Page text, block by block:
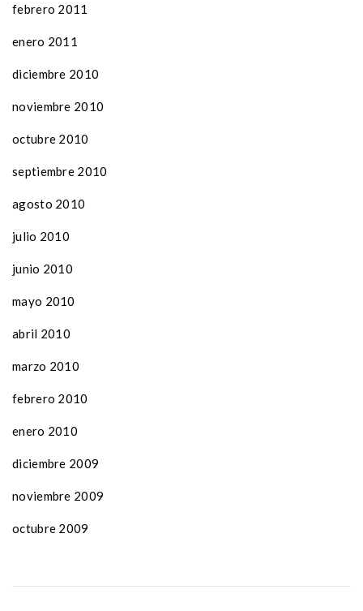
febrero 2011
enero 2011
diciembre 2010
noviembre 2010
octubre 2010
septiembre 2010
agosto 2010
julio 2010
junio 2010
mayo 2010
abril 2010
marzo 2010
febrero 2010
enero 2010
diciembre 2009
noviembre 2009
octubre 2009